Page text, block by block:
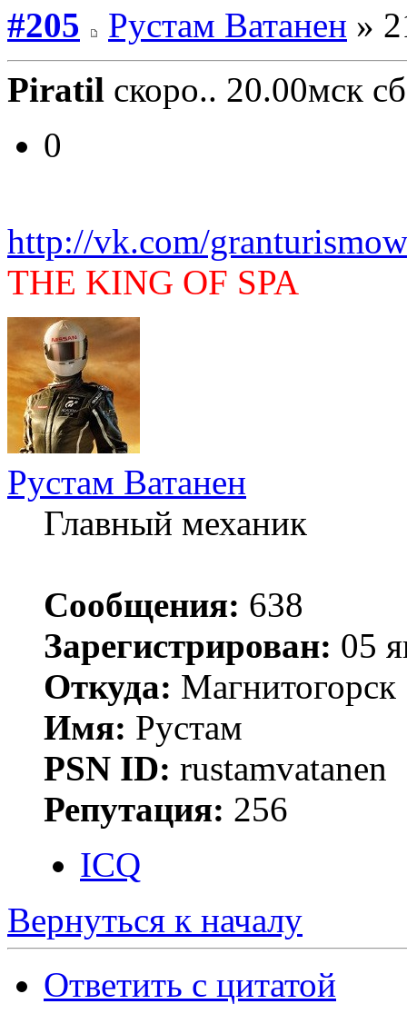
#205
Рустам Ватанен »
Piratil скоро.. 20.00мск
0
http://vk.com/
THE KING OF SPA
Рустам Ватанен
Главный механик
Сообщения: 638
Зарегистрирован: 05
Откуда: Магнитогорск
Имя: Рустам
PSN ID: rustamvatanen
Репутация: 256
ICQ
Вернуться к началу
Ответить с цитатой